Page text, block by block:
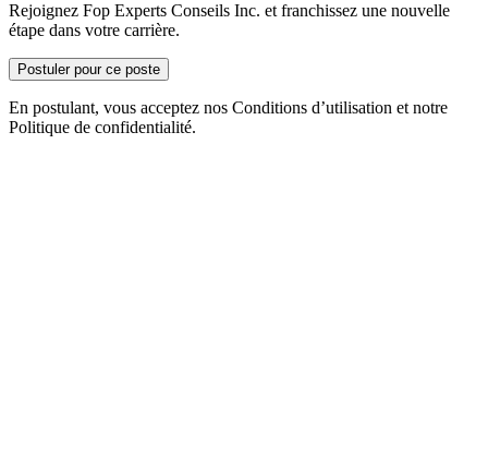
Rejoignez Fop Experts Conseils Inc. et franchissez une nouvelle
étape dans votre carrière.
Postuler pour ce poste
En postulant, vous acceptez nos Conditions d’utilisation et notre
Politique de confidentialité.